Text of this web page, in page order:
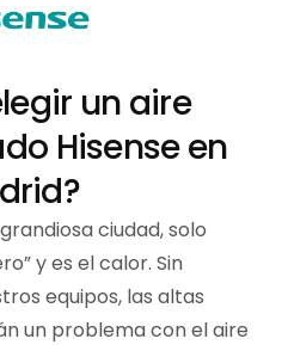
un aire
Hisense en
ciudad, solo
y es el calor. Sin
equipos, las altas
un problema con el aire